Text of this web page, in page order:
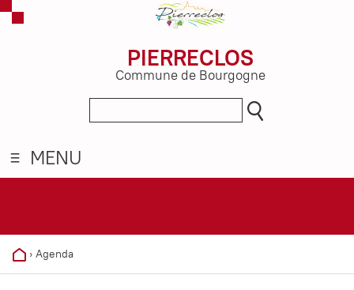
PIERRECLOS
Commune de Bourgogne
MENU
› Agenda